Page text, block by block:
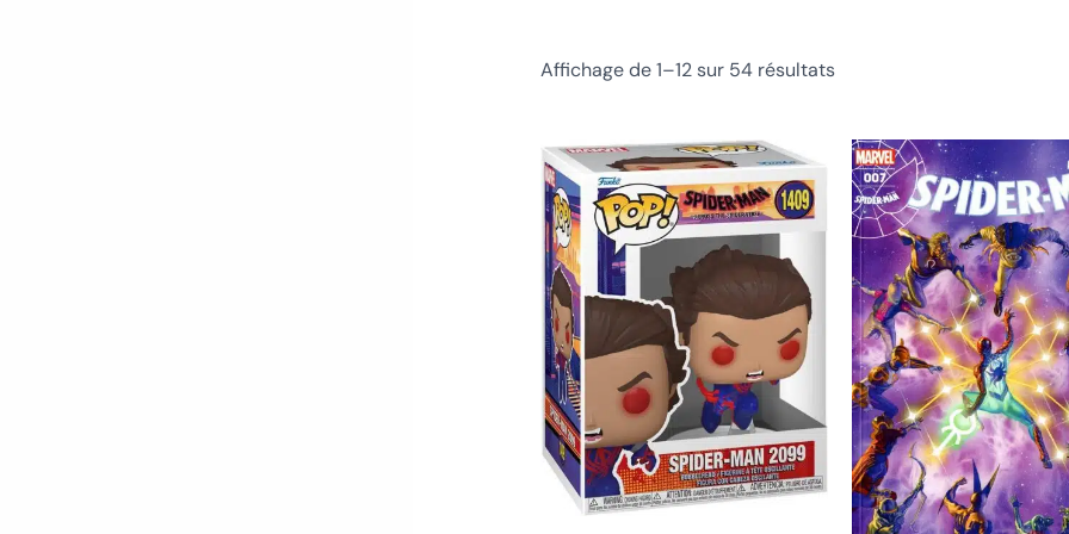
Affichage de 1–12 sur 54 résultats